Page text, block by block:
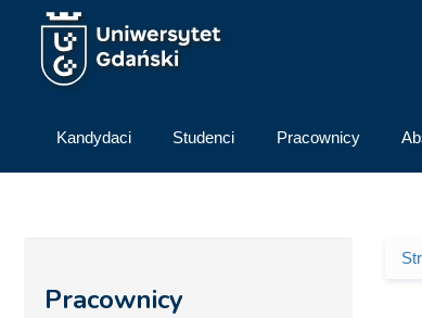
Przejdź do treści
Kandydaci Studenci Pracownicy
Pracownicy